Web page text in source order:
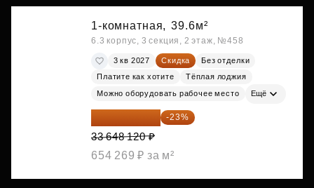
1-комнатная, 39.6м²
6.3 корпус, 3 секция, 2 этаж, №458
3 кв 2027 Скидка
Без отделки
Платите как хотите
Тёплая лоджия
Можно оборудовать рабочее место Ещё
25 909 052 ₽ -23%
33 648 120 ₽
654 269 ₽ за м²